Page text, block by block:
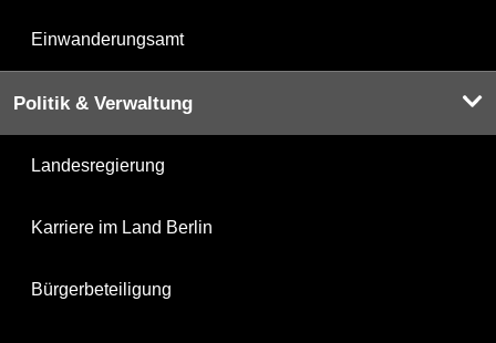
Einwanderungsamt
Politik & Verwaltung
Landesregierung
Karriere im Land Berlin
Bürgerbeteiligung